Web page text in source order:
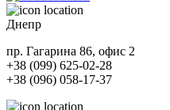
Днепр
пр. Гагарина 86, офис 2
+38 (099) 625-02-28
+38 (096) 058-17-37